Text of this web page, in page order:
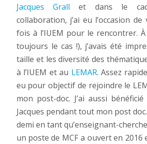
Jacques Grall et dans le
collaboration, j’ai eu l’occasion
fois à l’IUEM pour le rencontrer. À
toujours le cas !), j’avais été
taille et les diversité des
à l’IUEM et au LEMAR. Assez
eu pour objectif de rejoindre le
mon post-doc. J’ai aussi
Jacques pendant tout mon post
demi en tant qu’enseignant-
un poste de MCF a ouvert en 2016